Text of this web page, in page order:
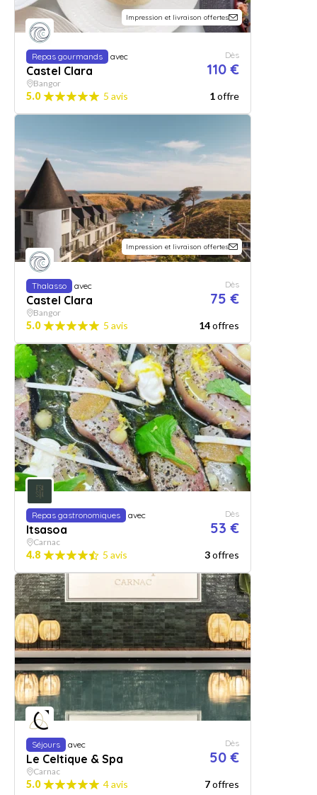
Impression et livraison offertes
Repas gourmands avec
Castel Clara
Dès
110 €
Bangor
5.0 5 avis 1offre
Impression et livraison offertes
Thalasso avec
Castel Clara
Dès
75 €
Bangor
5.0 5 avis 14offres
Repas gastronomiques avec
Itsasoa
Dès
53 €
Carnac
4.8 5 avis 3offres
Séjours avec
Le Celtique & Spa
Dès
50 €
Carnac
5.0 4 avis 7offres